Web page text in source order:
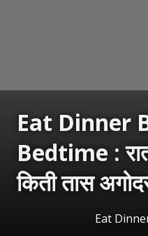
Eat Dinner
Bedtime :
किती तास
Eat